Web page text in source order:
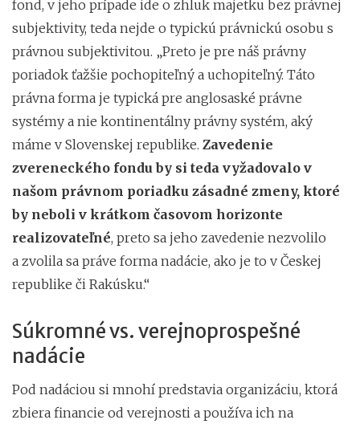
fond, v jeho prípade ide o zhluk majetku bez právnej
subjektivity, teda nejde o typickú právnickú osobu s
právnou subjektivitou. „Preto je pre náš právny
poriadok ťažšie pochopiteľný a uchopiteľný. Táto
právna forma je typická pre anglosaské právne
systémy a nie kontinentálny právny systém, aký
máme v Slovenskej republike. Zavedenie
zvereneckého fondu by si teda vyžadovalo v
našom právnom poriadku zásadné zmeny, ktoré
by neboli v krátkom časovom horizonte
realizovateľné, preto sa jeho zavedenie nezvolilo
a zvolila sa práve forma nadácie, ako je to v Českej
republike či Rakúsku.“
Súkromné vs. verejnoprospešné
nadácie
Pod nadáciou si mnohí predstavia organizáciu, ktorá
zbiera financie od verejnosti a používa ich na